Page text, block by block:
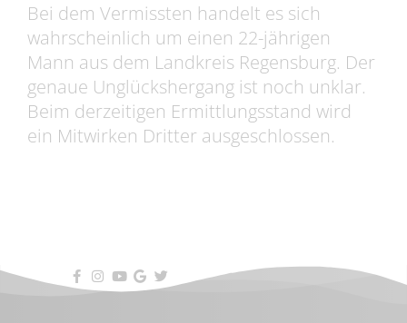
Bei dem Vermissten handelt es sich
wahrscheinlich um einen 22-jährigen
Mann aus dem Landkreis Regensburg. Der
genaue Unglückshergang ist noch unklar.
Beim derzeitigen Ermittlungsstand wird
ein Mitwirken Dritter ausgeschlossen.